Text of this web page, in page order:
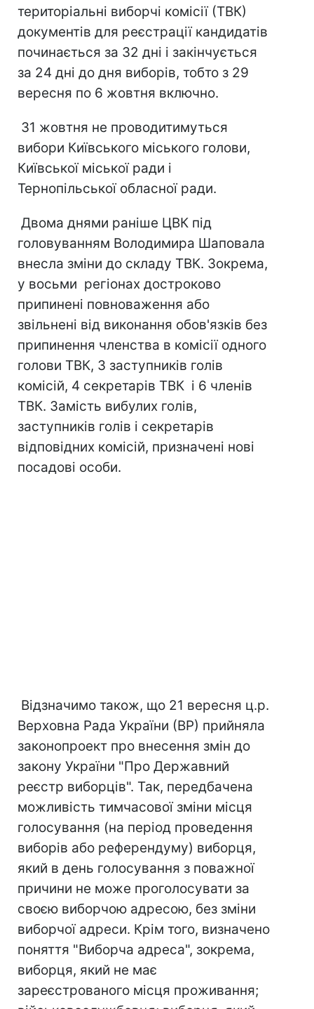
територіальні виборчі комісії (ТВК)
документів для реєстрації кандидатів
починається за 32 дні і закінчується
за 24 дні до дня виборів, тобто з 29
вересня по 6 жовтня включно.
31 жовтня не проводитимуться
вибори Київського міського голови,
Київської міської ради і
Тернопільської обласної ради.
Двома днями раніше ЦВК під
головуванням Володимира Шаповала
внесла зміни до складу ТВК. Зокрема,
у восьми регіонах достроково
припинені повноваження або
звільнені від виконання обов'язків без
припинення членства в комісії одного
голови ТВК, 3 заступників голів
комісій, 4 секретарів ТВК і 6 членів
ТВК. Замість вибулих голів,
заступників голів і секретарів
відповідних комісій, призначені нові
посадові особи.
Відзначимо також, що 21 вересня ц.р.
Верховна Рада України (ВР) прийняла
законопроект про внесення змін до
закону України "Про Державний
реєстр виборців". Так, передбачена
можливість тимчасової зміни місця
голосування (на період проведення
виборів або референдуму) виборця,
який в день голосування з поважної
причини не може проголосувати за
своєю виборчою адресою, без зміни
виборчої адреси. Крім того, визначено
поняття "Виборча адреса", зокрема,
виборця, який не має
зареєстрованого місця проживання;